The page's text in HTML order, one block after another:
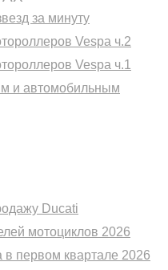
за минуту
Vespa ч.2
Vespa ч.1
и автомобильным
Ducati
мотоциклов 2026
первом квартале 2026